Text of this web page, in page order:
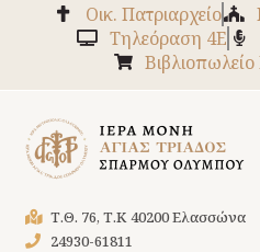
Οικ. Πατριαρχείο
Tηλεόραση 4Ε
Τ.Θ. 76, Τ.Κ 40200 Ελασσώνα
24930-61811